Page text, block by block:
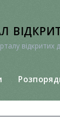
відкритих